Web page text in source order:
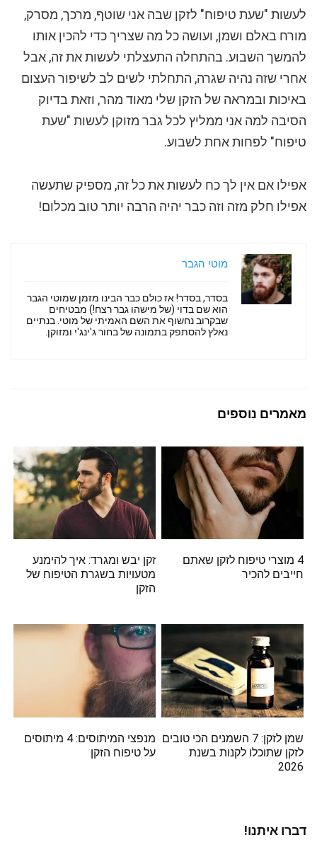
לעשות "שעת טיפוח" לזקן שבה אני שוטף, מרכך, מסרק,
מורח באלם ושמן, ועושה כל מה שצריך כדי להכין אותו
להמשך השבוע. בהתחלה התעצלתי לעשות את זה, אבל
אחרי שזה נהיה שגרה, התחלתי לשים לב לשיפור העצום
באיכות ובמראה של הזקן שלי מאוד מהר, וזאת בדיוק
הסיבה למה אני ממליץ לכל גבר מזוקן לעשות "שעת
טיפוח" לפחות אחת לשבוע.
אפילו אם אין לך כח לעשות את כל זה, מספיק שתעשה
אפילו חלק מזה וזה כבר יהיה הרבה יותר טוב מכלום!
מוטי הגבר
בסדר, בסדר! אז כולם כבר הבינו מזמן שמוטי הגבר
הוא שם בדוי (של מישהו גבר רצח!) מבטיחים
שבקרוב נחשוף את השם האמיתי של מוטי. בנתיים
נאלץ להסתפק בתמונה של בחור ג'ינג'י ומזוקן.
מאמרים נוספים
4 מוצרי טיפוח לזקן שאתם
חייבים להכיר
זקן יבש ומגרד: איך להימנע
מטעויות בשגרת הטיפוח של
הזקן
שמן לזקן: 7 השמנים הכי טובים
לזקן שתוכלו לקנות בשנת
2026
מנפצי המיתוסים: 4 מיתוסים
על טיפוח הזקן
דברו איתנו!